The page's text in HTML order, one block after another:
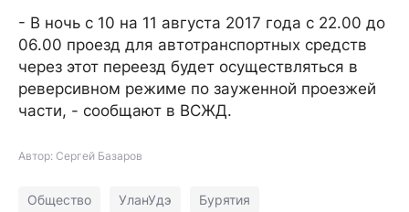
- В ночь с 10 на 11 августа 2017 года с 22.00 до
06.00 проезд для автотранспортных средств
через этот переезд будет осуществляться в
реверсивном режиме по зауженной проезжей
части, - сообщают в ВСЖД.
Автор: Сергей Базаров
Общество УланУдэ Бурятия